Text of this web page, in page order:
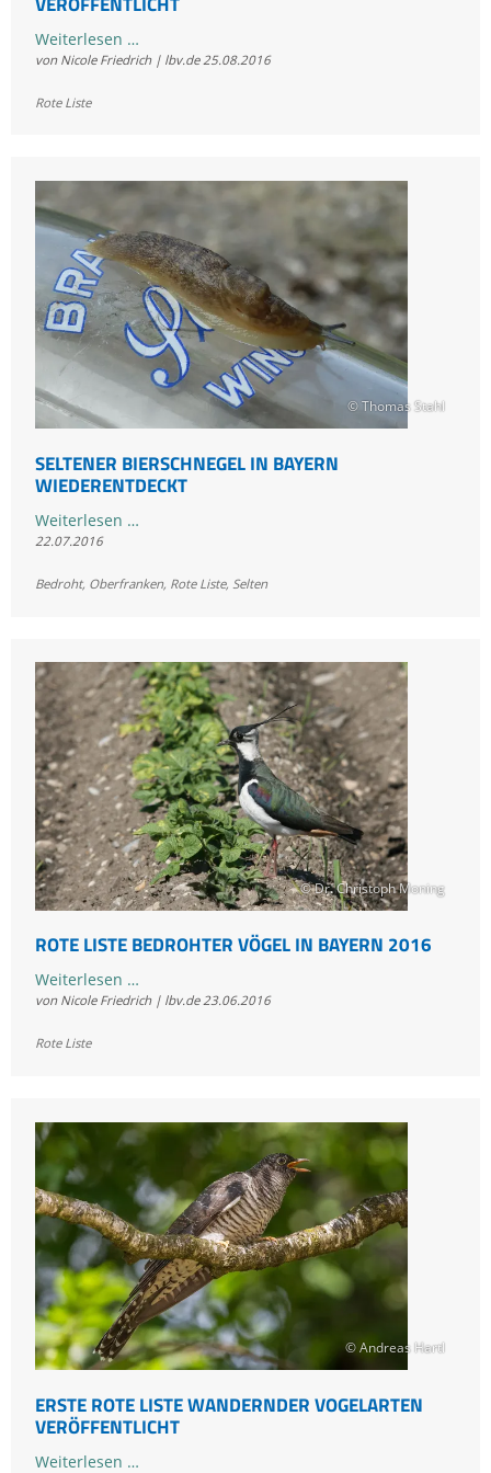
Weiterlesen …
Liste
veröffentlicht
von Nicole Friedrich | lbv.de 25.08.2016
Rote Liste
© Thomas Stahl
SELTENER BIERSCHNEGEL IN BAYERN
WIEDERENTDECKT
Weiterlesen …Seltener
Bayern
22.07.2016
Bedroht, Oberfranken, Rote Liste, Selten
© Dr. Christoph Moning
ROTE LISTE BEDROHTER VÖGEL IN BAYERN 2016
Weiterlesen …Rote
Liste
2016
von Nicole Friedrich | lbv.de23.06.2016
Rote Liste
© Andreas Hartl
ERSTE ROTE LISTE WANDERNDER VOGELARTEN
VERÖFFENTLICHT
Weiterlesen …Erste